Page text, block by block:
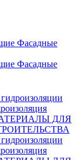
Фасадные
Фасадные
ДЛЯ